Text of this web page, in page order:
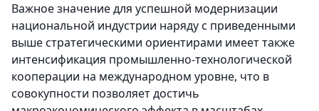
Важное значение для успешной модернизации
национальной индустрии наряду с приведенными
выше стратегическими ориентирами имеет также
интенсификация промышленно-технологической
кооперации на международном уровне, что в
совокупности позволяет достичь